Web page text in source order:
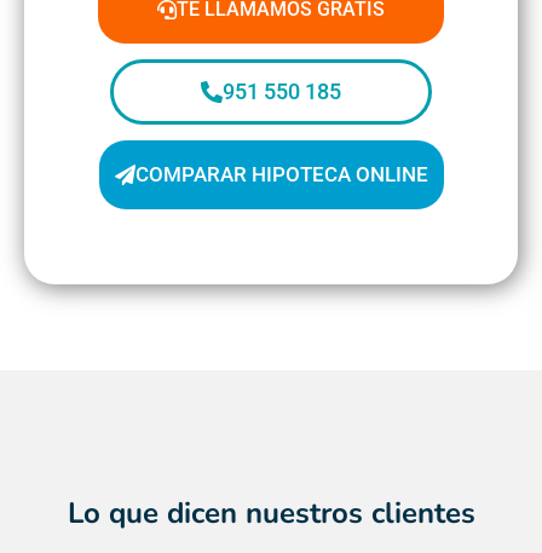
TE LLAMAMOS GRATIS
951 550 185
COMPARAR HIPOTECA ONLINE
Lo que dicen nuestros clientes